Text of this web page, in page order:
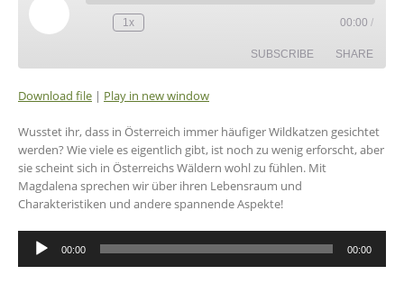
Play
Episode
1x 00:00 /
SUBSCRIBE SHARE
SHARE
LINK
EMBED
Download file | Play in new window
Wusstet ihr, dass in Österreich immer häufiger Wildkatzen gesichtet
werden? Wie viele es eigentlich gibt, ist noch zu wenig erforscht, aber
sie scheint sich in Österreichs Wäldern wohl zu fühlen. Mit
Magdalena sprechen wir über ihren Lebensraum und
Charakteristiken und andere spannende Aspekte!
Audio-
Player
00:00 00:00